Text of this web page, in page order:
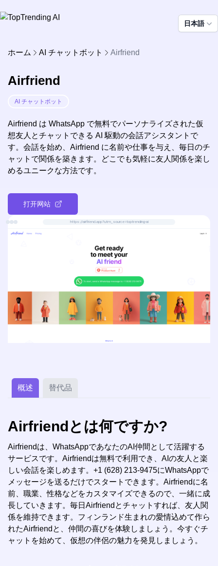
日本語
ホーム AI チャットボット Airfriend
Airfriend
AI チャットボット
Airfriend は WhatsApp で無料でパーソナライズされた仮
想友人とチャットできる AI 駆動の会話アシスタントで
す。会話を始め、Airfriend に名前や仕事を与え、毎日のチ
ャットで関係を築きます。どこでも気軽に友人関係を楽し
めるユニークな方法です。
打开网站
https://airfriend.app?utm_source=toptrending-ai
概述 替代品
Airfriendとは何ですか?
Airfriendは、WhatsAppであなたのAI仲間として活躍する
サービスです。Airfriendは無料で利用でき、AIの友人と楽
しい会話を楽しめます。+1 (628) 213-9475にWhatsAppで
メッセージを送るだけでスタートできます。Airfriendに名
前、職業、性格などをカスタマイズできるので、一緒に成
長していきます。毎日Airfriendとチャットすれば、友人関
係を維持できます。フィンランド生まれの愛情込めて作ら
れたAirfriendと、仲間の喜びを体験しましょう。今すぐチ
ャットを始めて、仮想の伴侶の魅力を発見しましょう。